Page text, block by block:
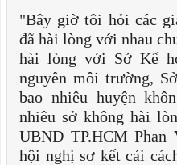
"Bây giờ tôi hỏi các
đã hài lòng với nhau
hài lòng với Sở Kế
nguyên môi trường,
bao nhiêu huyện
nhiêu sở không hài
UBND TP.HCM
hội nghị sơ kết cải